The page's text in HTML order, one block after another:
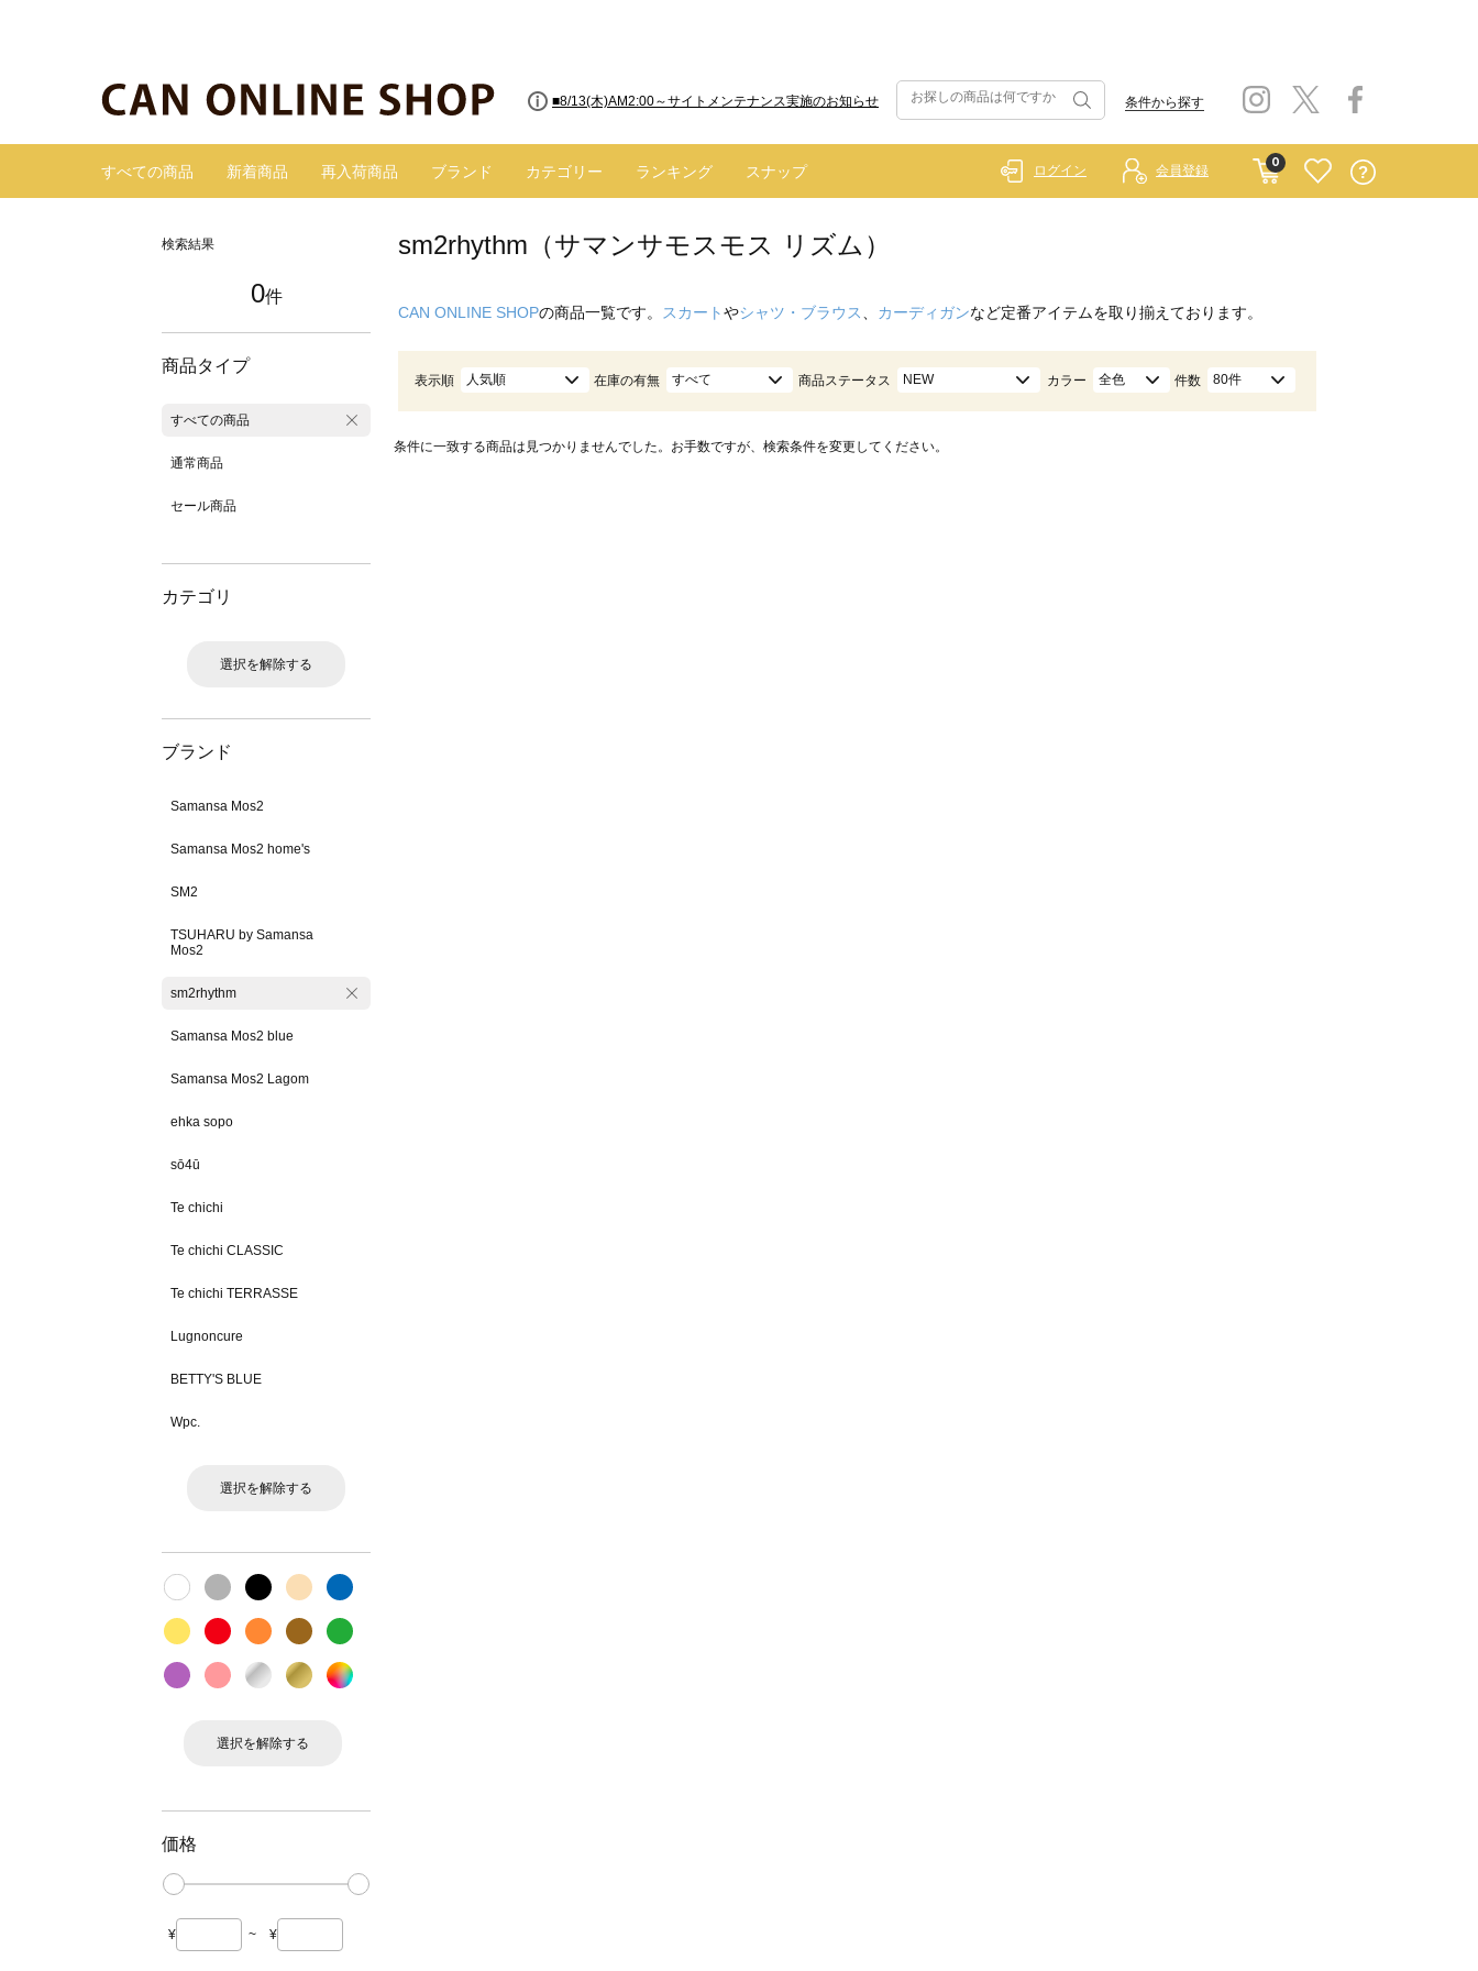
■8/13(木)AM2:00～サイトメンテナンス実施のお知らせ 条件から探す
すべての商品 新着商品 再入荷商品 ブランド カテゴリー ランキング スナップ
0
ログイン 会員登録
検索結果
0件
商品タイプ
すべての商品
通常商品
セール商品
カテゴリ
選択を解除する
ブランド
Samansa Mos2
Samansa Mos2 home's
SM2
TSUHARU by Samansa
Mos2
sm2rhythm
Samansa Mos2 blue
Samansa Mos2 Lagom
ehka sopo
sō4ū
Te chichi
Te chichi CLASSIC
Te chichi TERRASSE
Lugnoncure
BETTY'S BLUE
Wpc.
選択を解除する
選択を解除する
価格
¥ ~ ¥
sm2rhythm（サマンサモスモス リズム）
CAN ONLINE SHOPの商品一覧です。 スカートやシャツ・ブラウス カーディガンなど定番アイテムを取り揃えております。
表示順 人気順 在庫の有無 すべて 商品ステータス NEW カラー 全色 件数 80件
条件に一致する商品は見つかりませんでした。お手数ですが、検索条件を変更してください。